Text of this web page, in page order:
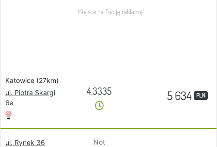
Katowice (27km)
ul. Piotra Skargi
6a
4.3335 5 634 PLN
ul. Rynek 36
Not